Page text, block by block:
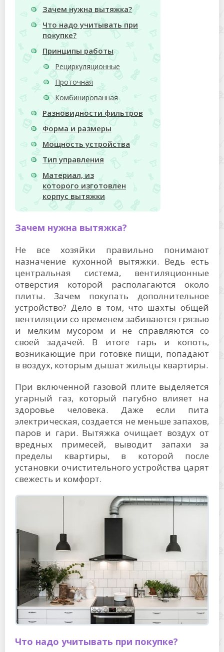
Зачем нужна вытяжка?
Что надо учитывать при
покупке?
Принципы работы
Рециркуляционные
Проточная
Комбинированная
Разновидности фильтров
Форма и размеры
Мощность устройства
Тип управления
Материал, из
которого изготовлен
корпус вытяжки
Зачем нужна вытяжка?
Не все хозяйки правильно понимают
назначение кухонной вытяжки. Ведь есть
центральная система, вентиляционные
отверстия которой располагаются около
плиты. Зачем покупать дополнительное
устройство? Дело в том, что шахты общей
вентиляции со временем забиваются грязью
и мелким мусором и не справляются со
своей задачей. В итоге гарь и копоть,
возникающие при готовке пищи, попадают
в воздух, которым дышат жильцы квартиры.
При включенной газовой плите выделяется
угарный газ, который пагубно влияет на
здоровье человека. Даже если пита
электрическая, создается не меньше запахов,
паров и гари. Вытяжка очищает воздух от
вредных примесей, выводит запахи за
пределы квартиры, в которой после
установки очистительного устройства царят
свежесть и комфорт.
Что надо учитывать при покупке?